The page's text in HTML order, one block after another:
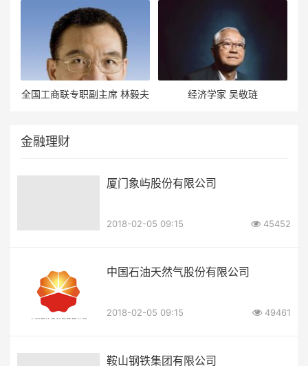
全国工商联专职副主席 林毅夫 经济学家 吴敬琏
金融理财
厦门象屿股份有限公司
2018-02-05 09:15 45452
中国石油天然气股份有限公司
2018-02-05 09:15 49461
鞍山钢铁集团有限公司